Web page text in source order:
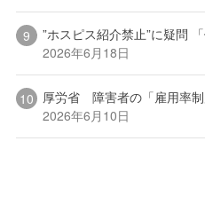
”ホスピス紹介禁止”に疑問
2026年6月18日
厚労省 障害者の「雇用率
2026年6月10日